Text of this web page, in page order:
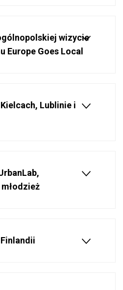
wizycie
Europe Goes Local
Lublinie i